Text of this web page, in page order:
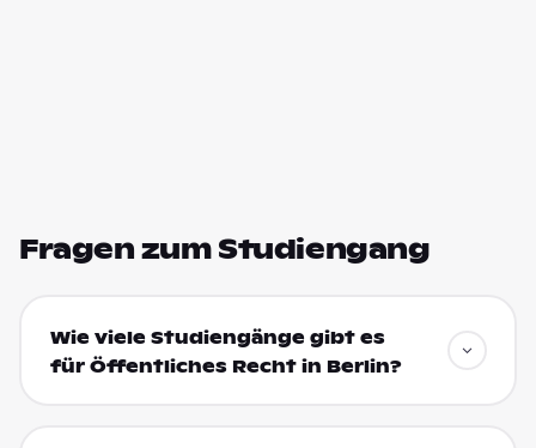
Fragen zum Studiengang
Wie viele Studiengänge gibt es
für Öffentliches Recht in Berlin?